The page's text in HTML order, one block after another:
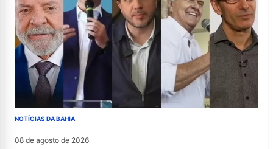
NOTÍCIAS DA BAHIA
08 de agosto de 2026